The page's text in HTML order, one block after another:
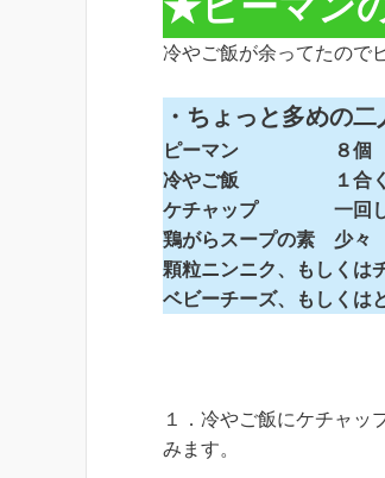
冷やご飯が余ってたので
・ちょっと多めの二
ピーマン ８個
冷やご飯 １合く
ケチャップ 一回し
鶏がらスープの素 少々
顆粒ニンニク、もしくは
ベビーチーズ、もしくは
１．冷やご飯にケチャッ
みます。